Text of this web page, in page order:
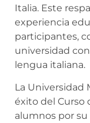
Italia. Este
experiencia
participantes,
universidad
lengua italiana.
La Universidad
éxito del Curso
alumnos por